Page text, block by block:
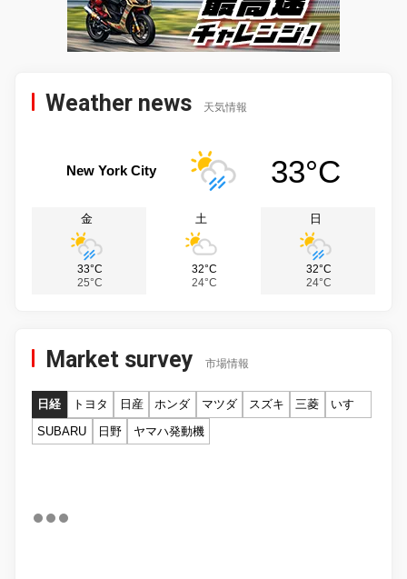
Weather news 天気情報
New York City 33°C
金
33°C
25°C
土
32°C
24°C
日
32°C
24°C
Market survey 市場情報
日経 トヨタ 日産 ホンダ マツダ スズキ 三菱
いすゞ
SUBARU
日野 ヤマハ発動機